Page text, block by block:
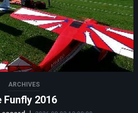
ARCHIVES
Funfly 2016